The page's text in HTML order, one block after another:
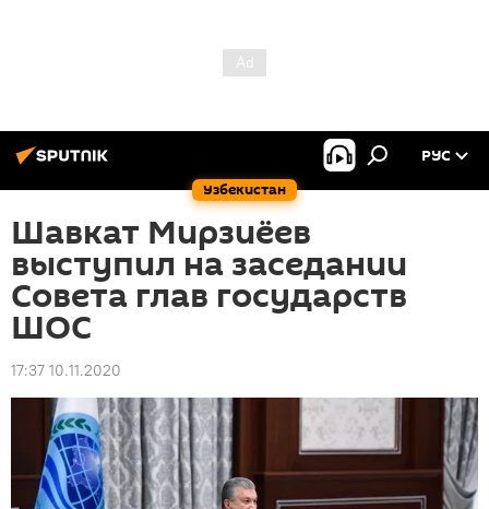
Узбекистан
РУС
Шавкат Мирзиёев
выступил на заседании
Совета глав государств
ШОС
17:37 10.11.2020